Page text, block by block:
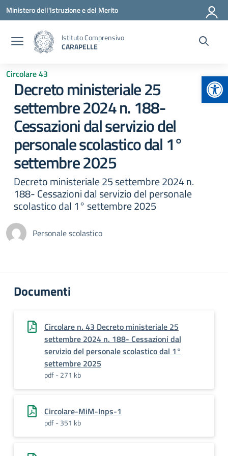
Vai ai contenuti
Vai al menu di navigazione
Vai al footer
Ministero dell'Istruzione e del Merito
Istituto Comprensivo
CARAPELLE
Circolare 43
Decreto ministeriale 25
settembre 2024 n. 188-
Cessazioni dal servizio del
personale scolastico dal 1°
settembre 2025
Decreto ministeriale 25 settembre 2024 n.
188- Cessazioni dal servizio del personale
scolastico dal 1° settembre 2025
Personale scolastico
Documenti
Circolare n. 43 Decreto ministeriale 25
settembre 2024 n. 188- Cessazioni dal
servizio del personale scolastico dal 1°
settembre 2025
pdf - 271 kb
Circolare-MiM-Inps-1
pdf - 351 kb